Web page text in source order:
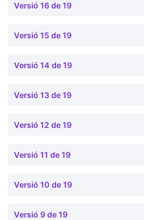
Versió 16 de 19
Versió 15 de 19
Versió 14 de 19
Versió 13 de 19
Versió 12 de 19
Versió 11 de 19
Versió 10 de 19
Versió 9 de 19